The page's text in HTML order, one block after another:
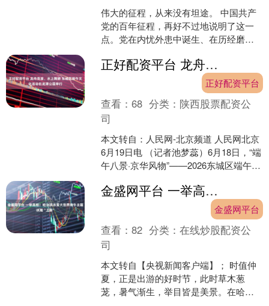
伟大的征程，从来没有坦途。 中国共产
党的百年征程，再好不过地说明了这一
点。党在内忧外患中诞生、在历经磨难
时期，风雨考验从未停止....正好配资平台 龙舟竞渡、水上舞狮 东城区端午文化活动在龙潭公园举行
正好配资平台
查看：68 分类： 陕西股票配资公
司
本文转自：人民网-北京频道 人民网北京
6月19日电 （记者池梦蕊）6月18日，“端
午八景·京华风物”——2026东城区端午节
竞....
金盛网平台 一举高粽！哈尔滨冰雪大世界端午主题冰雕“上新”
金盛网平台
查看：82 分类：在线炒股配资公
司
本文转自【央视新闻客户端】； 时值仲
夏，正是出游的好时节，此时草木葱
茏，暑气渐生，举目皆是美景。在哈尔